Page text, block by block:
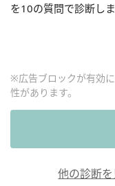
を10の質問で診断しま
※広告ブロックが有効
性があります。
他の診断を